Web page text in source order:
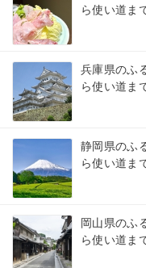
ら使い道ま
兵庫県のふ
ら使い道ま
静岡県のふ
ら使い道ま
岡山県のふ
ら使い道ま